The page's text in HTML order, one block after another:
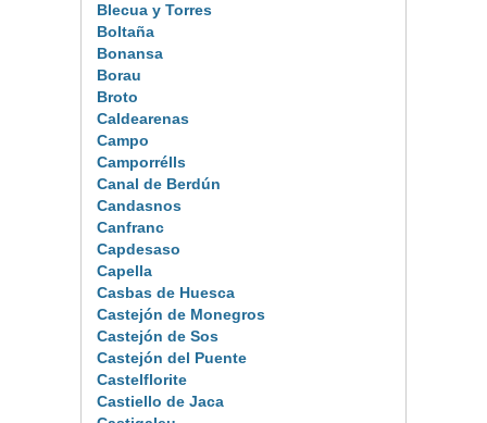
Blecua y Torres
Boltaña
Bonansa
Borau
Broto
Caldearenas
Campo
Camporrélls
Canal de Berdún
Candasnos
Canfranc
Capdesaso
Capella
Casbas de Huesca
Castejón de Monegros
Castejón de Sos
Castejón del Puente
Castelflorite
Castiello de Jaca